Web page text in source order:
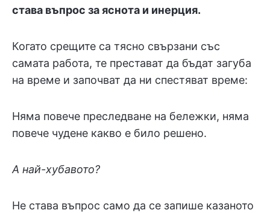
става въпрос за яснота и инерция.
Когато срещите са тясно свързани със
самата работа, те престават да бъдат загуба
на време и започват да ни спестяват време:
Няма повече преследване на бележки, няма
повече чудене какво е било решено.
А най-хубавото?
Не става въпрос само да се запише казаното